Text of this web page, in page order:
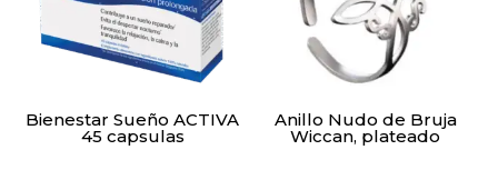
Bienestar Sueño ACTIVA
45 capsulas
Anillo Nudo de Bruja
Wiccan, plateado